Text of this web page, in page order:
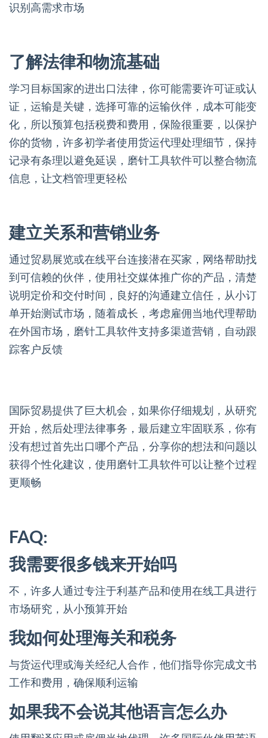
识别高需求市场
了解法律和物流基础
学习目标国家的进出口法律，你可能需要许可证或认
证，运输是关键，选择可靠的运输伙伴，成本可能变
化，所以预算包括税费和费用，保险很重要，以保护
你的货物，许多初学者使用货运代理处理细节，保持
记录有条理以避免延误，磨针工具软件可以整合物流
信息，让文档管理更轻松
建立关系和营销业务
通过贸易展览或在线平台连接潜在买家，网络帮助找
到可信赖的伙伴，使用社交媒体推广你的产品，清楚
说明定价和交付时间，良好的沟通建立信任，从小订
单开始测试市场，随着成长，考虑雇佣当地代理帮助
在外国市场，磨针工具软件支持多渠道营销，自动跟
踪客户反馈
国际贸易提供了巨大机会，如果你仔细规划，从研究
开始，然后处理法律事务，最后建立牢固联系，你有
没有想过首先出口哪个产品，分享你的想法和问题以
获得个性化建议，使用磨针工具软件可以让整个过程
更顺畅
FAQ:
我需要很多钱来开始吗
不，许多人通过专注于利基产品和使用在线工具进行
市场研究，从小预算开始
我如何处理海关和税务
与货运代理或海关经纪人合作，他们指导你完成文书
工作和费用，确保顺利运输
如果我不会说其他语言怎么办